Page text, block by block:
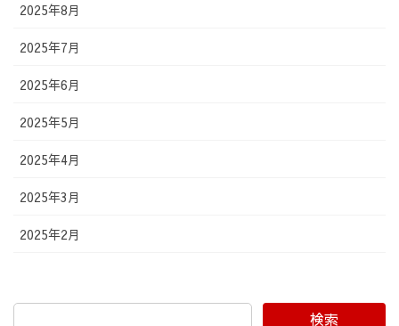
2025年8月
2025年7月
2025年6月
2025年5月
2025年4月
2025年3月
2025年2月
検索